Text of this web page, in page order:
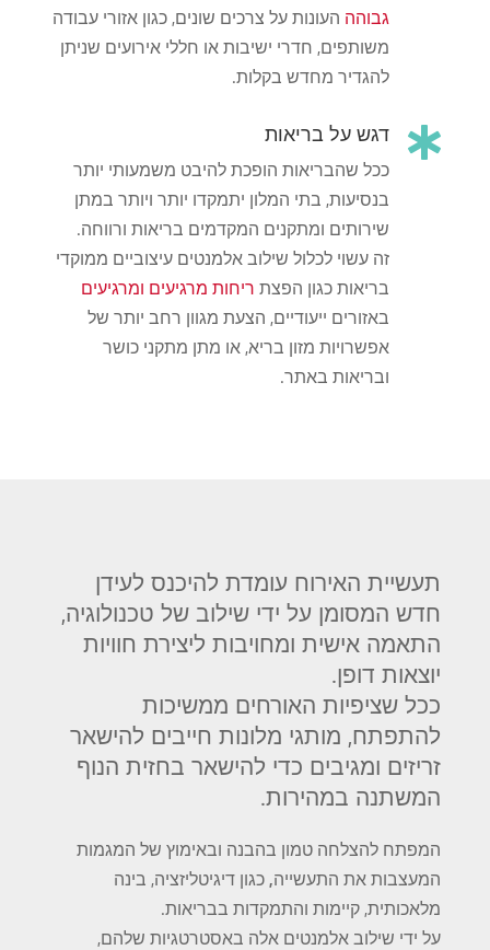
גבוהה העונות על צרכים שונים, כגון אזורי עבודה
משותפים, חדרי ישיבות או חללי אירועים שניתן
להגדיר מחדש בקלות.
 דגש על בריאות
ככל שהבריאות הופכת להיבט משמעותי יותר
בנסיעות, בתי המלון יתמקדו יותר ויותר במתן
שירותים ומתקנים המקדמים בריאות ורווחה.
זה עשוי לכלול שילוב אלמנטים עיצוביים ממוקדי
בריאות כגון הפצת ריחות מרגיעים ומרגיעים
באזורים ייעודיים, הצעת מגוון רחב יותר של
אפשרויות מזון בריא, או מתן מתקני כושר
ובריאות באתר.
תעשיית האירוח עומדת להיכנס לעידן
חדש המסומן על ידי שילוב של טכנולוגיה,
התאמה אישית ומחויבות ליצירת חוויות
יוצאות דופן.
ככל שציפיות האורחים ממשיכות
להתפתח, מותגי מלונות חייבים להישאר
זריזים ומגיבים כדי להישאר בחזית הנוף
המשתנה במהירות.
המפתח להצלחה טמון בהבנה ובאימוץ של המגמות
המעצבות את התעשייה,כגון דיגיטליזציה, בינה
מלאכותית, קיימות והתמקדות בבריאות.
על ידי שילוב אלמנטים אלה באסטרטגיות שלהם,